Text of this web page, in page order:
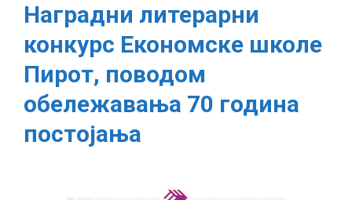
литерарни
конкурс
школе
Пирот,
поводом
Наградни литерарни
конкурс Економске школе
Пирот, поводом
обележавања 70 година
постојања